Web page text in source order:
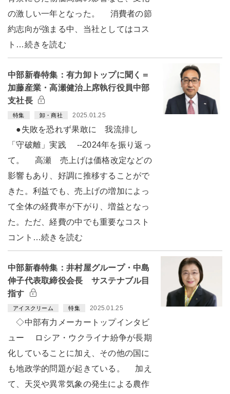
の激しい一年となった。 消費者の節
約志向が強まる中、当社としてはコス
ト…続きを読む
中部新春特集：有力卸トップに聞く＝
加藤産業・高瀬健治上席執行役員中部
支社長
特集 卸・商社 2025.01.25
●失敗を恐れず果敢に 我流排し
「守破離」実践 --2024年を振り返っ
て。 高瀬 売上げは価格改定などの
影響もあり、好調に推移することがで
きた。利益でも、売上げの増加によっ
て全体の経費率が下がり、増益となっ
た。ただ、経費の中でも重要なコスト
コント…続きを読む
中部新春特集：井村屋グループ・中島
伸子代表取締役会長 サステナブル目
指す
アイスクリーム 特集 2025.01.25
◇中部有力メーカートップインタビ
ュー ロシア・ウクライナ紛争が長期
化していることに加え、その他の国に
も地政学的問題が起きている。 加え
て、天災や異常気象の発生による農作